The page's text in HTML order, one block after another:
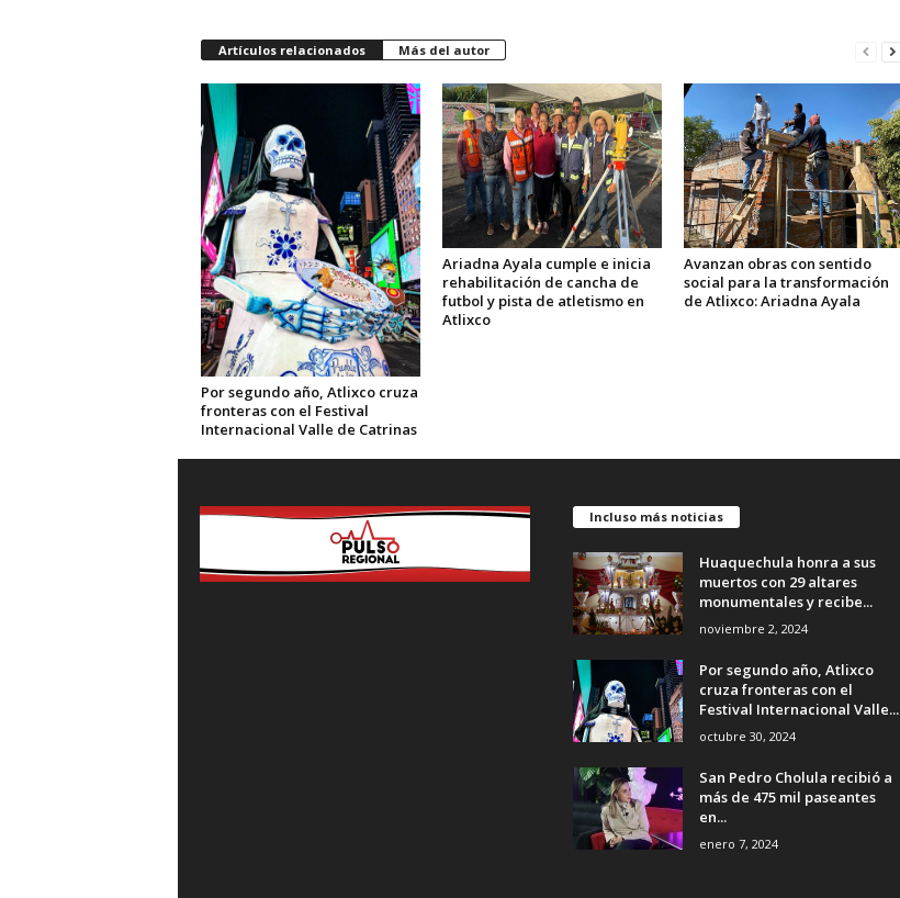
Artículos relacionados Más del autor
Por segundo año, Atlixco cruza
fronteras con el Festival
Internacional Valle de Catrinas
Ariadna Ayala cumple e inicia
rehabilitación de cancha de
futbol y pista de atletismo en
Atlixco
Avanzan obras con sentido
social para la transformación
de Atlixco: Ariadna Ayala
Incluso más noticias
Huaquechula honra a sus
muertos con 29 altares
monumentales y recibe...
noviembre 2, 2024
Por segundo año, Atlixco
cruza fronteras con el
Festival Internacional Valle...
octubre 30, 2024
San Pedro Cholula recibió a
más de 475 mil paseantes
en...
enero 7, 2024